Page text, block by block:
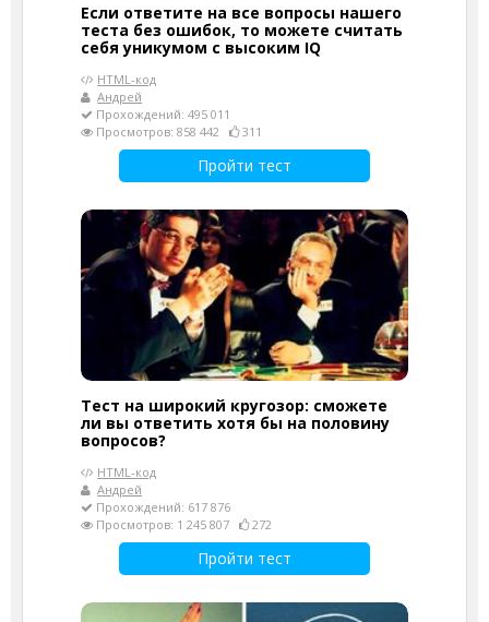
Если ответите на все вопросы нашего
теста без ошибок, то можете считать
себя уникумом с высоким IQ
HTML-код
Андрей
Прохождений: 495 011
Просмотров: 858 442
311
Пройти тест
Тест на широкий кругозор: сможете
ли вы ответить хотя бы на половину
вопросов?
HTML-код
Андрей
Прохождений: 617 876
Просмотров: 1 245 807
272
Пройти тест